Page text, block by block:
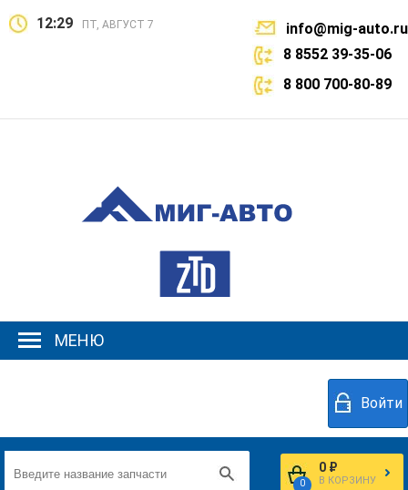
12:29 ПТ, АВГУСТ 7
info@mig-auto.ru
8 8552 39-35-06
8 800 700-80-89
МЕНЮ
Войти
0
0 ₽
В КОРЗИНУ